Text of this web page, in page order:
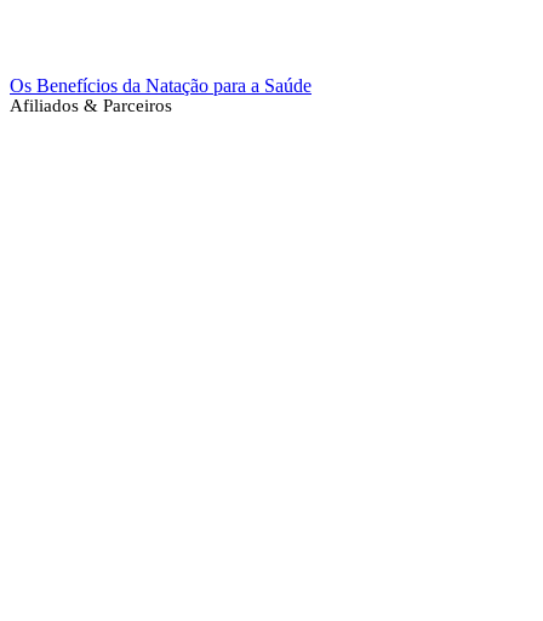
Os Benefícios da Natação para a Saúde
Afiliados & Parceiros